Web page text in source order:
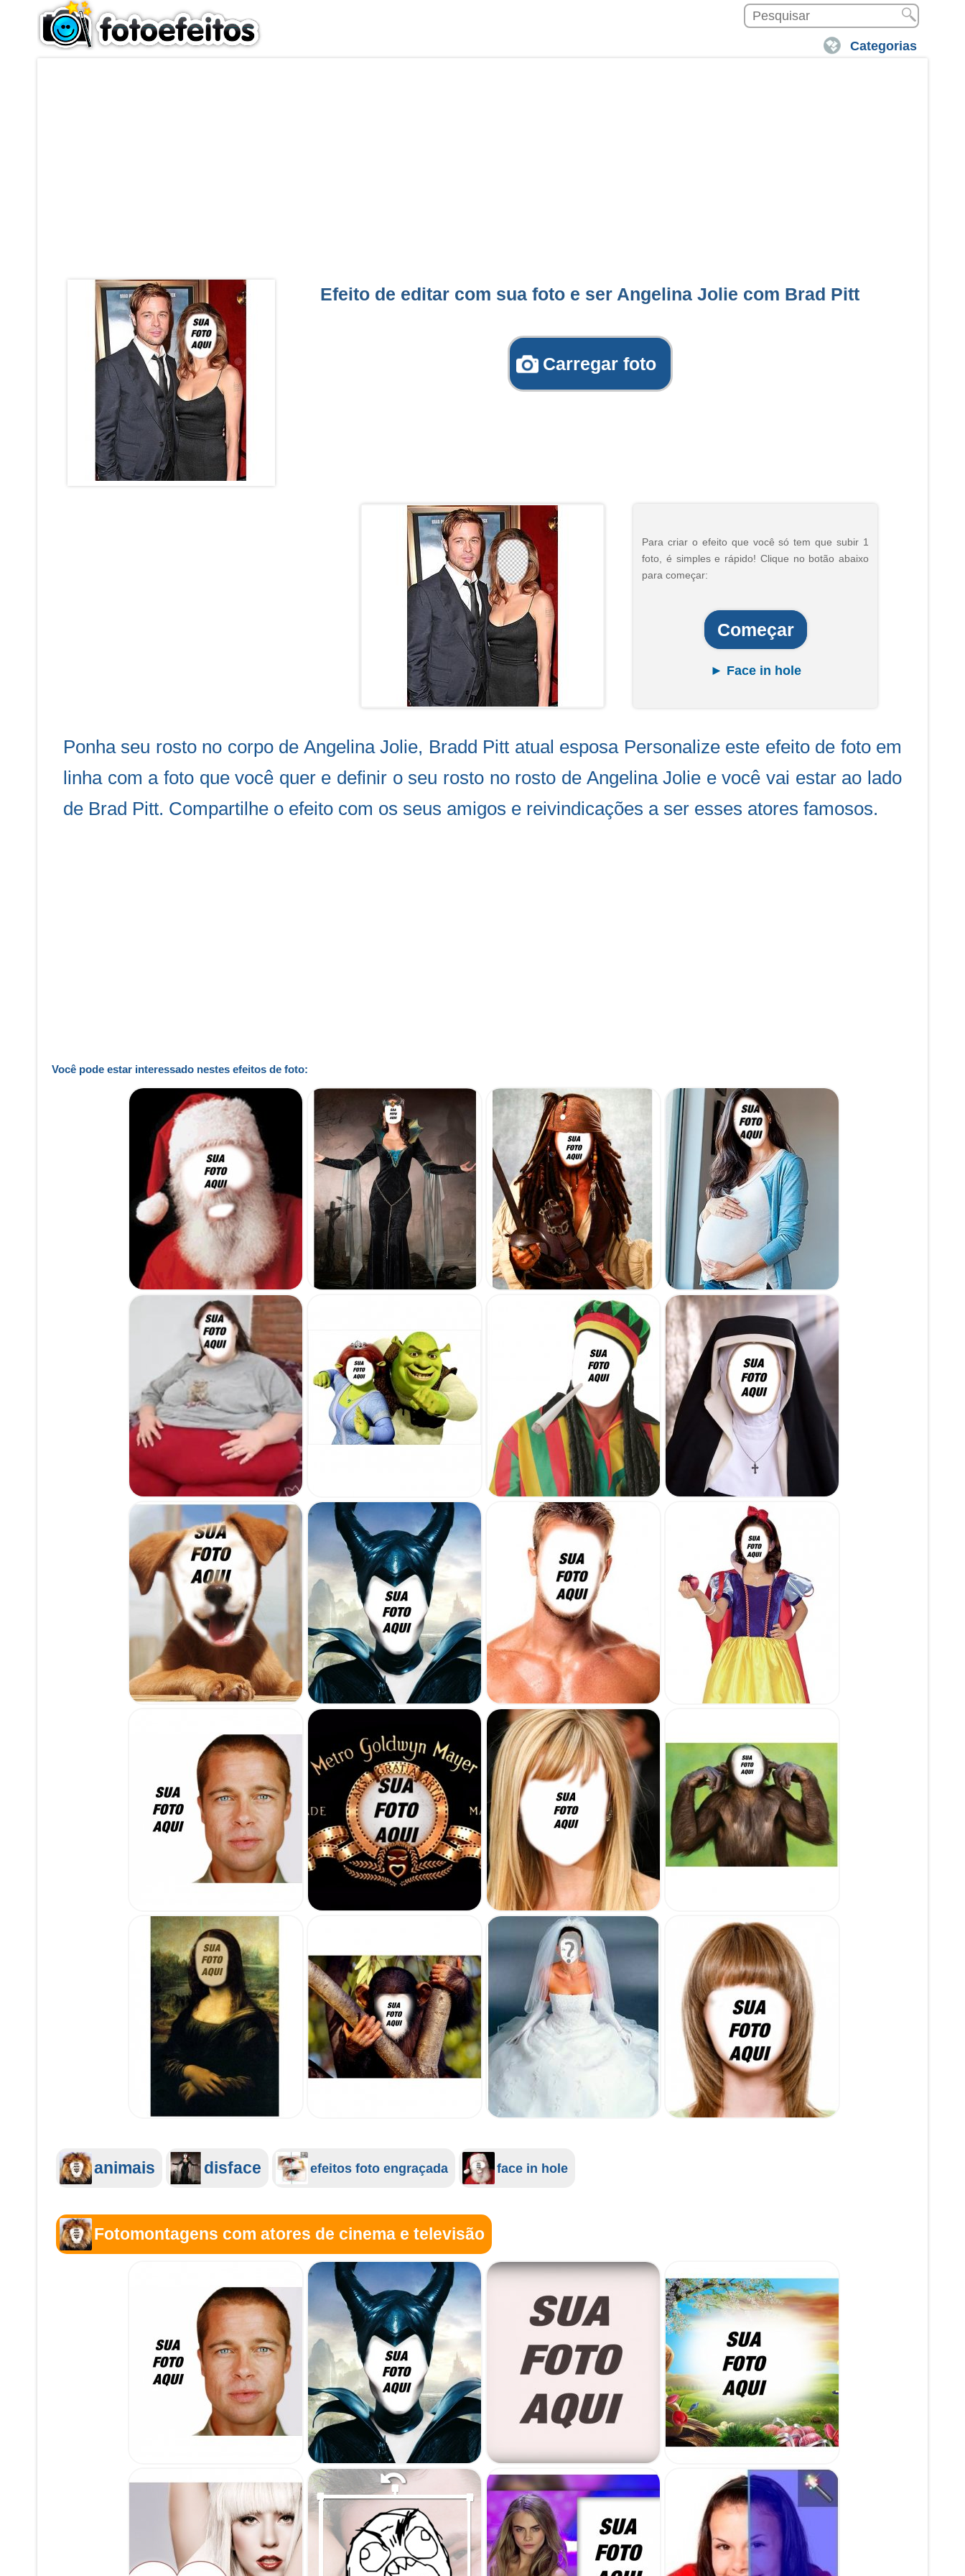
Categorias
Efeito de editar com sua foto e ser Angelina Jolie com Brad Pitt
Carregar foto
Para criar o efeito que você só tem que subir 1
foto, é simples e rápido! Clique no botão abaixo
para começar:
Começar
► Face in hole
Ponha seu rosto no corpo de Angelina Jolie, Bradd Pitt atual esposa Personalize este efeito de foto em
linha com a foto que você quer e definir o seu rosto no rosto de Angelina Jolie e você vai estar ao lado
de Brad Pitt. Compartilhe o efeito com os seus amigos e reivindicações a ser esses atores famosos.
Você pode estar interessado nestes efeitos de foto:
animais disface efeitos foto engraçada face in hole
Fotomontagens com atores de cinema e televisão